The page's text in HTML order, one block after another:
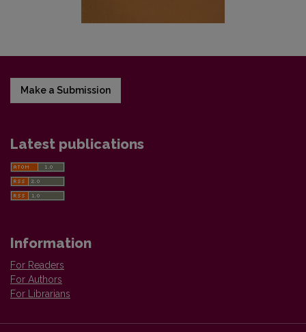
Make a Submission
Latest publications
Information
For Readers
For Authors
For Librarians